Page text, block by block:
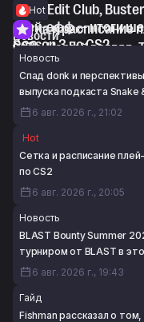
WorldEdit Club,
плей-офф — итоги
Season 3 по CS2
6 авг. 2026 г., 18:13
Hot
Сетка и расписание
CS2
6 авг. 2026 г., 18:00
Интервью
voo: «На мой взгляд,
IGL»
6 авг. 2026 г., 17:23
Новости
Новость
Спад donk и
выпуска подкаста Snake
6 авг. 2026 г., 21:02
Hot
Сетка и расписание
по CS2
6 авг. 2026 г., 20:05
Новость
BLAST Bounty Summer
турниром от BLAST в
6 авг. 2026 г., 19:43
Гайд
Fishman рассказал о том,